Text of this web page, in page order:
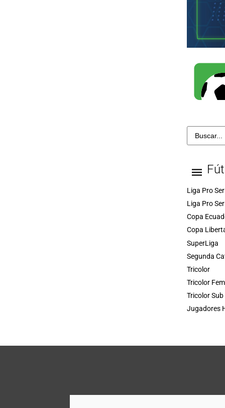
Liga Pro
Liga Pro
Copa
Copa
SuperLiga
Segunda
Tricolor
Tricolor
Tricolor Sub
Jugadores